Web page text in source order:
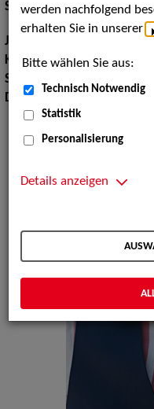
Schauspiel:Bühne
Jahrgang:
Körpergröße:191 cm
Sprachen:
Dialekte:
Ruhrdeutsch,
werden nachfolgend
erhalten Sie in unserer
Bitte wählen Sie aus:
Technisch Notwendig
Statistik
Personalisierung
Details anzeigen